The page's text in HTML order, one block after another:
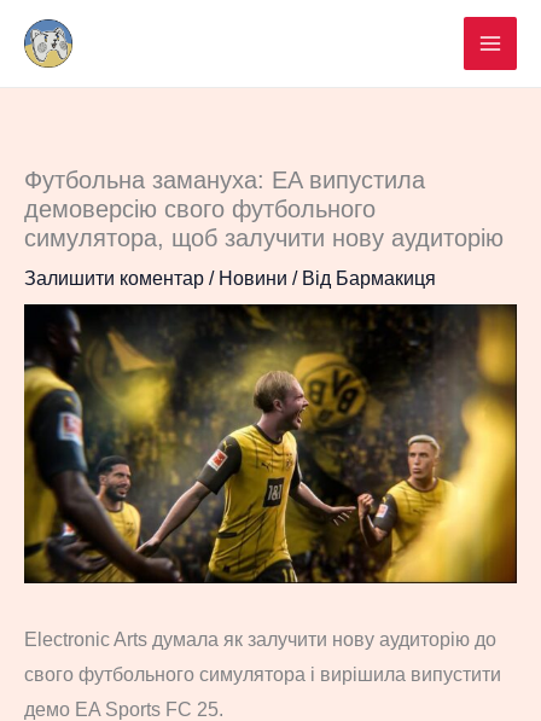
Перейти
вмісту
Футбольна замануха: EA випустила
демоверсію свого футбольного
симулятора, щоб залучити нову аудиторію
Залишити коментар / Новини / Від Бармакиця
Electronic Arts думала як залучити нову аудиторію до
свого футбольного симулятора і вирішила випустити
демо EA Sports FC 25.